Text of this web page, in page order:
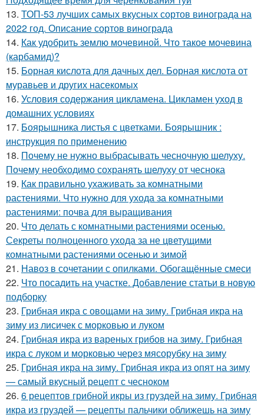
13. ТОП-53 лучших самых вкусных сортов винограда на
2022 год. Описание сортов винограда
14. Как удобрить землю мочевиной. Что такое мочевина
(карбамид)?
15. Борная кислота для дачных дел. Борная кислота от
муравьев и других насекомых
16. Условия содержания цикламена. Цикламен уход в
домашних условиях
17. Боярышника листья с цветками. Боярышник :
инструкция по применению
18. Почему не нужно выбрасывать чесночную шелуху.
Почему необходимо сохранять шелуху от чеснока
19. Как правильно ухаживать за комнатными
растениями. Что нужно для ухода за комнатными
растениями: почва для выращивания
20. Что делать с комнатными растениями осенью.
Секреты полноценного ухода за не цветущими
комнатными растениями осенью и зимой
21. Навоз в сочетании с опилками. Обогащённые смеси
22. Что посадить на участке. Добавление статьи в новую
подборку
23. Грибная икра с овощами на зиму. Грибная икра на
зиму из лисичек с морковью и луком
24. Грибная икра из вареных грибов на зиму. Грибная
икра с луком и морковью через мясорубку на зиму
25. Грибная икра на зиму. Грибная икра из опят на зиму
— самый вкусный рецепт с чесноком
26. 6 рецептов грибной икры из груздей на зиму. Грибная
икра из груздей — рецепты пальчики оближешь на зиму